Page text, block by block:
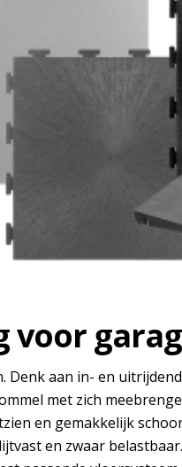
voor
aan in- en
met zich
en gemakkelijk
en zwaar